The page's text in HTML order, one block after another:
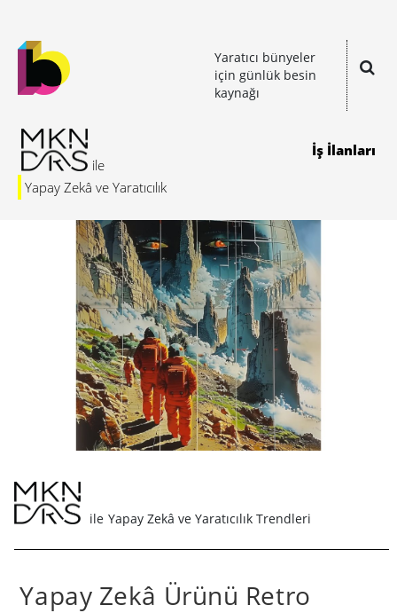
Yaratıcı bünyeler
için günlük besin
kaynağı
Yapay Zekâ ve Yaratıcılık
İş İlanları
Yapay Zekâ ve Yaratıcılık Trendleri
Yapay Zekâ Ürünü Retro